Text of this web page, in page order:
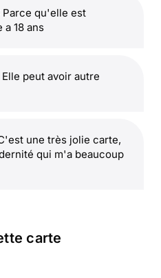
Parce qu'elle est
18 ans
Elle peut avoir autre
C'est une très jolie carte,
qui m'a beaucoup
carte